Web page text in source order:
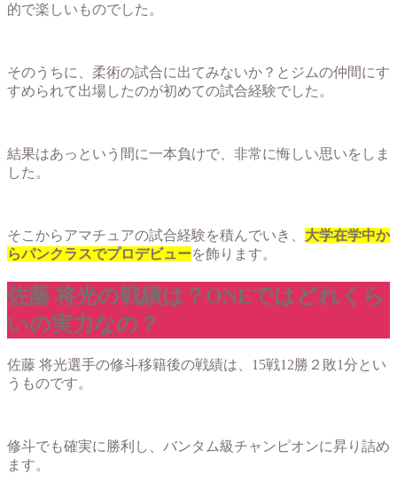
的で楽しいものでした。
そのうちに、柔術の試合に出てみないか？とジムの仲間にす
すめられて出場したのが初めての試合経験でした。
結果はあっという間に一本負けで、非常に悔しい思いをしま
した。
そこからアマチュアの試合経験を積んでいき、 大学在学中か
らパンクラスでプロデビューを飾ります。
佐藤 将光の戦績は？ONEではどれくら
いの実力なの？
佐藤 将光選手の修斗移籍後の戦績は、15戦12勝２敗1分とい
うものです。
修斗でも確実に勝利し、バンタム級チャンピオンに昇り詰め
ます。